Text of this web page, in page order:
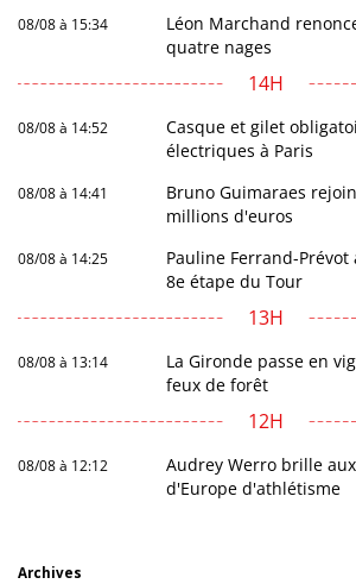
08/08 à 15:34
Léon Marchand
quatre nages
14H
08/08 à 14:52
Casque et gilet
électriques à Paris
08/08 à 14:41
Bruno Guimaraes
millions d'euros
08/08 à 14:25
Pauline Ferrand-
8e étape du Tour
13H
08/08 à 13:14
La Gironde passe en
feux de forêt
12H
08/08 à 12:12
Audrey Werro brille
d'Europe d'athlétisme
Archives